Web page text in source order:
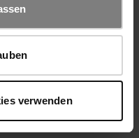
verwenden